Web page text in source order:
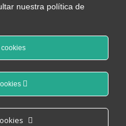
EWM
(80%)
nuestra política de